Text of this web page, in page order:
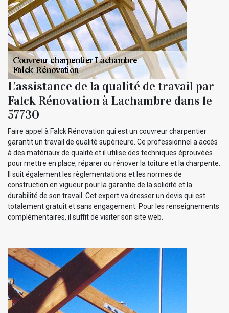
L'assistance de la qualité de travail par
Falck Rénovation à Lachambre dans le
57730
Faire appel à Falck Rénovation qui est un couvreur charpentier
garantit un travail de qualité supérieure. Ce professionnel a accès
à des matériaux de qualité et il utilise des techniques éprouvées
pour mettre en place, réparer ou rénover la toiture et la charpente.
Il suit également les règlementations et les normes de
construction en vigueur pour la garantie de la solidité et la
durabilité de son travail. Cet expert va dresser un devis qui est
totalement gratuit et sans engagement. Pour les renseignements
complémentaires, il suffit de visiter son site web.